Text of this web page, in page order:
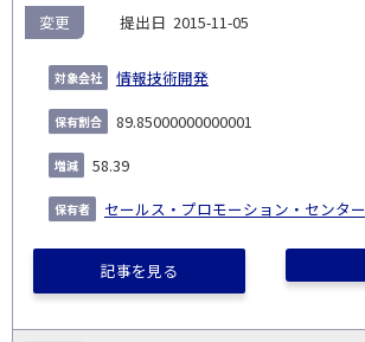
2015-11-05
情報技術開発
変更
89.85000000000001
58.39
セールス・プロモーション・センター
記事を見る